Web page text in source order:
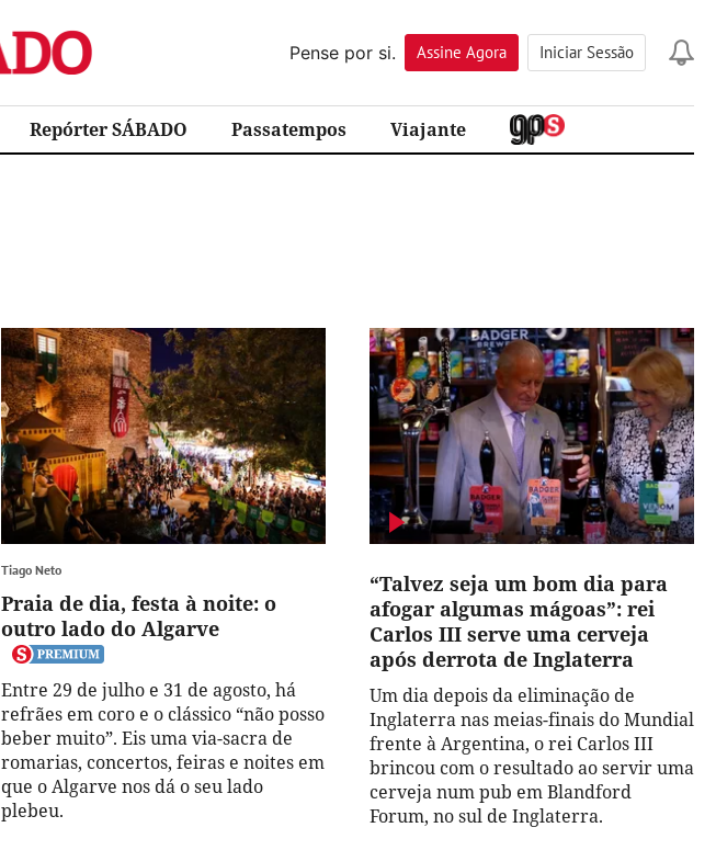
Pense por si.
Assine Agora Iniciar Sessão
Repórter SÁBADO Passatempos Viajante
Tiago Neto
Praia de dia, festa à noite: o
outro lado do Algarve
Entre 29 de julho e 31 de agosto, há
refrães em coro e o clássico “não posso
beber muito”. Eis uma via-sacra de
romarias, concertos, feiras e noites em
que o Algarve nos dá o seu lado
plebeu.
“Talvez seja um bom dia para
afogar algumas mágoas”: rei
Carlos III serve uma cerveja
após derrota de Inglaterra
Um dia depois da eliminação de
Inglaterra nas meias-finais do Mundial
frente à Argentina, o rei Carlos III
brincou com o resultado ao servir uma
cerveja num pub em Blandford
Forum, no sul de Inglaterra.